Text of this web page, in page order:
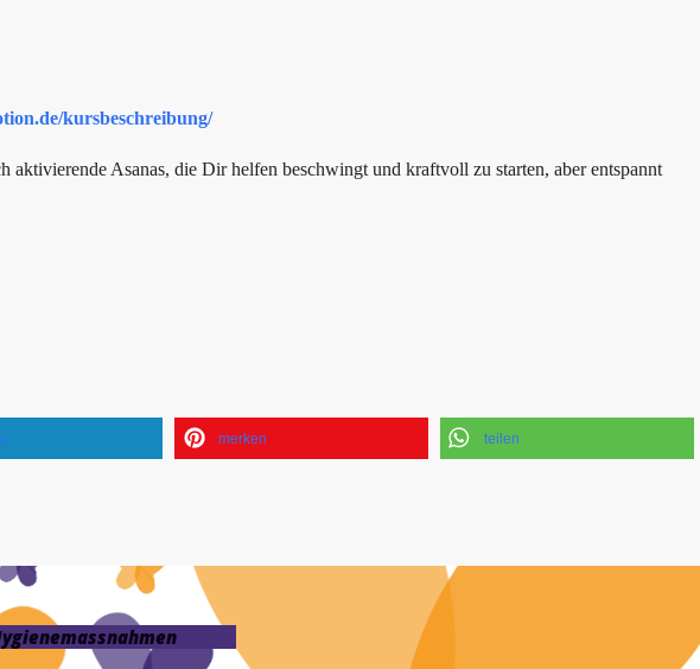
kursbeschreibung/
Asanas, die Dir helfen beschwingt und kraftvoll zu starten, aber entspannt
merken teilen